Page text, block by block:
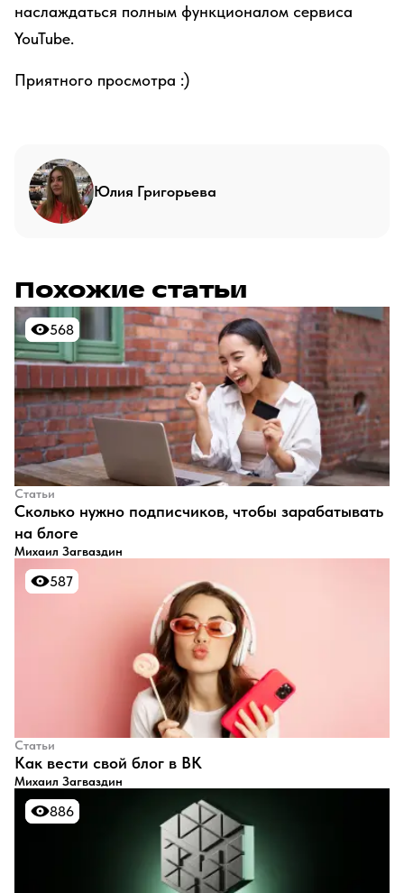
наслаждаться полным функционалом сервиса
YouTube.
Приятного просмотра :)
Юлия Григорьева
Похожие статьи
568
568
Статьи
​Сколько нужно подписчиков, чтобы зарабатывать
на блоге
Михаил Загваздин
587
587
Статьи
​Как вести свой блог в ВК
Михаил Загваздин
886
886